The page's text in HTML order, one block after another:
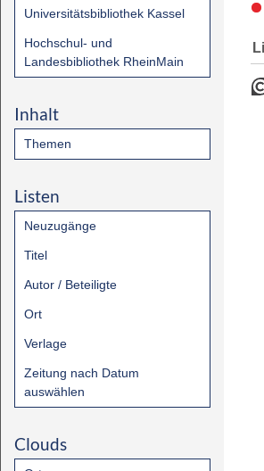
Universitätsbibliothek Kassel
Hochschul- und
Landesbibliothek RheinMain
Inhalt
Themen
Listen
Neuzugänge
Titel
Autor / Beteiligte
Ort
Verlage
Zeitung nach Datum
auswählen
Clouds